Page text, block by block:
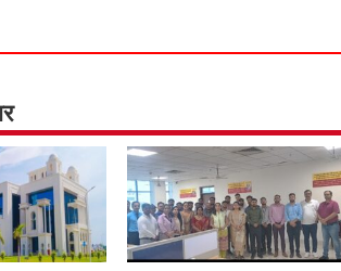
t
r
e
a
m
i
y
n
k
r